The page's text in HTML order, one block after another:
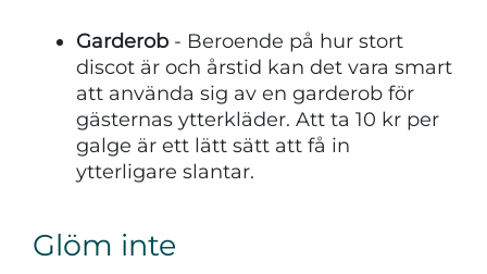
Garderob - Beroende på hur stort
discot är och årstid kan det vara smart
att använda sig av en garderob för
gästernas ytterkläder. Att ta 10 kr per
galge är ett lätt sätt att få in
ytterligare slantar.
Glöm inte